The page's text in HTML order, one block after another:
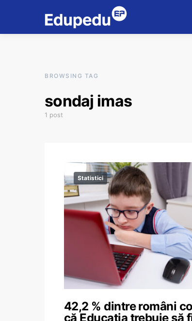
BROWSING TAG
sondaj imas
1 post
Statistici
42,2 % dintre români
că Educația trebuie să